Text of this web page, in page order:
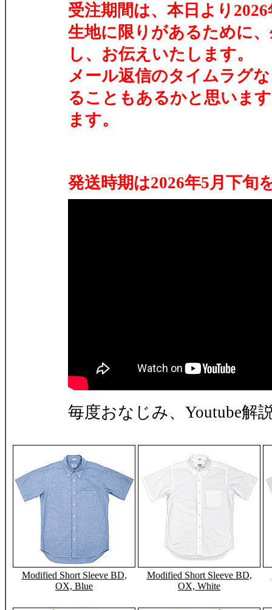
受注期間は、本日より
生地に限りがあるために
し、お伝えいたします。
メール返信のタイムラグ
ることもあるかと思いま
ます。
発送時期は2026年5月下旬
毎度おなじみ、Youtube解
Modified Short Sleeve BD,
OX, Blue
Modified Short Sleeve BD,
OX, White